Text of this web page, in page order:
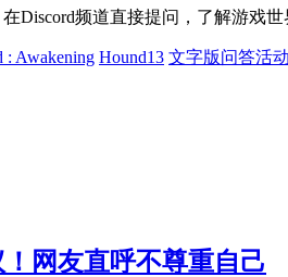
Discord频道直接提问，了解游戏
: Awakening Hound13 文字版问答活动
网友直呼不尊重自己